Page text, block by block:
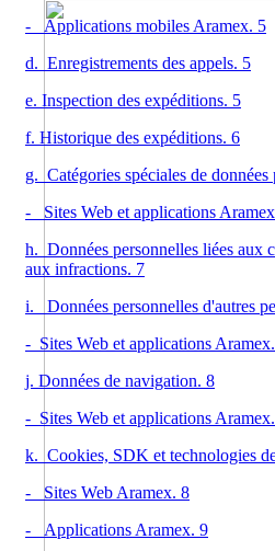
- Applications mobiles Aramex. 5
d. Enregistrements des appels. 5
e. Inspection des expéditions. 5
f. Historique des expéditions. 6
g. Catégories spéciales de données
- Sites Web et applications
h. Données personnelles liées aux
aux infractions. 7
i. Données personnelles d'autres
- Sites Web et applications
j. Données de navigation. 8
- Sites Web et applications
k. Cookies, SDK et technologies
- Sites Web Aramex. 8
- Applications Aramex. 9